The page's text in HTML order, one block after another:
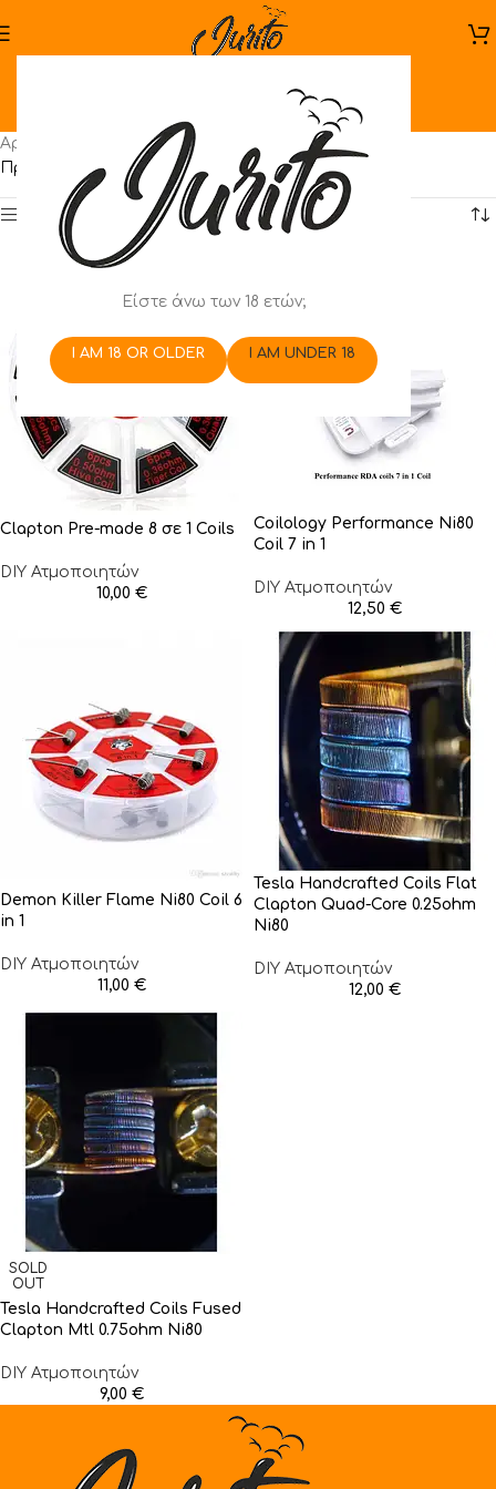
Είστε άνω των 18 ετών;
I AM 18 OR OLDER I AM UNDER 18
GeekVape
Αρχική σελίδα
Προϊόντα με ετικέτα “GeekVape”
Προβάλλονται όλα - 5 αποτελέσματα
Show sidebar
Clapton Pre-made 8 σε 1 Coils
DIY Ατμοποιητών
10,00 €
Coilology Performance Ni80
Coil 7 in 1
DIY Ατμοποιητών
12,50 €
Demon Killer Flame Ni80 Coil 6
in 1
DIY Ατμοποιητών
11,00 €
Tesla Handcrafted Coils Flat
Clapton Quad-Core 0.25ohm
Ni80
DIY Ατμοποιητών
12,00 €
SOLD
OUT
Tesla Handcrafted Coils Fused
Clapton Mtl 0.75ohm Ni80
DIY Ατμοποιητών
9,00 €